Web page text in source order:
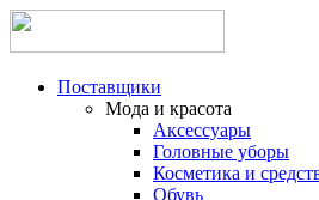
Поставщики
Мода и красота
Аксессуары
Головные уборы
Косметика и
Обувь